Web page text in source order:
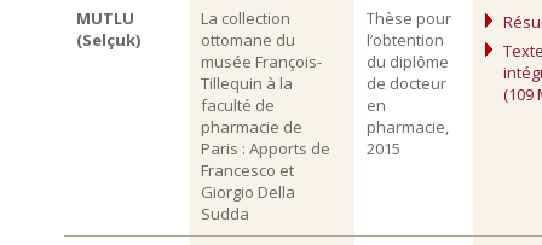
MUTLU
(Selçuk)
La collection
ottomane du
musée François-
Tillequin à la
faculté de
pharmacie de
Paris : Apports de
Francesco et
Giorgio Della
Sudda
Thèse pour
l’obtention
du diplôme
de docteur
en
pharmacie,
2015
(109